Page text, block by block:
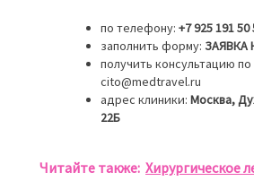
по телефону: +7 925 191 50
заполнить форму: ЗАЯВКА
получить консультацию
cito@medtravel.ru
адрес клиники: Москва,
22Б
Читайте также: Хирургическое